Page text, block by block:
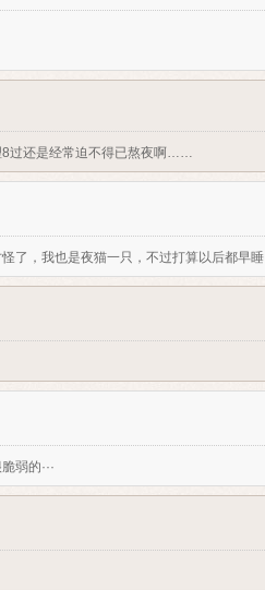
8过还是经常迫不得已熬夜啊……
了，我也是夜猫一只，不过打算以后都早
弱的···